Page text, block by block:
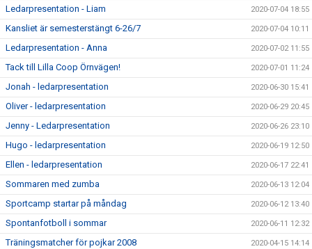
Ledarpresentation - Liam 2020-07-04 18:55
Kansliet är semesterstängt 6-26/7 2020-07-04 10:11
Ledarpresentation - Anna 2020-07-02 11:55
Tack till Lilla Coop Örnvägen! 2020-07-01 11:24
Jonah - ledarpresentation 2020-06-30 15:41
Oliver - ledarpresentation 2020-06-29 20:45
Jenny - Ledarpresentation 2020-06-26 23:10
Hugo - ledarpresentation 2020-06-19 12:50
Ellen - ledarpresentation 2020-06-17 22:41
Sommaren med zumba 2020-06-13 12:04
Sportcamp startar på måndag 2020-06-12 13:40
Spontanfotboll i sommar 2020-06-11 12:32
Träningsmatcher för pojkar 2008 2020-04-15 14:14